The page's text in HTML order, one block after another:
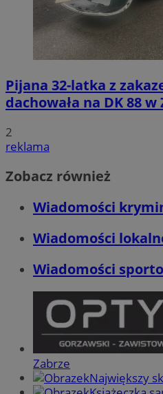
Pijana 32-latka z
dachowała na DK 88 w
2
reklama
Zobacz również
Wiadomości
Wiadomości
Wiadomości
Zabrze
Największy